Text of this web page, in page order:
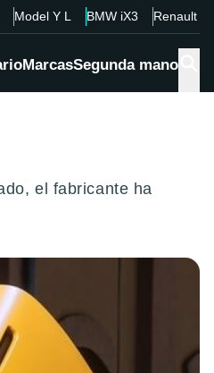
Model Y L BMW iX3 Renault
MarcasSegunda mano
el fabricante ha